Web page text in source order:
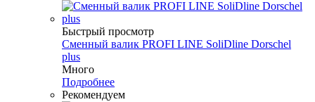
Быстрый просмотр
Сменный валик PROFI LINE SoliDline Dorschel
plus
Много
Подробнее
Рекомендуем